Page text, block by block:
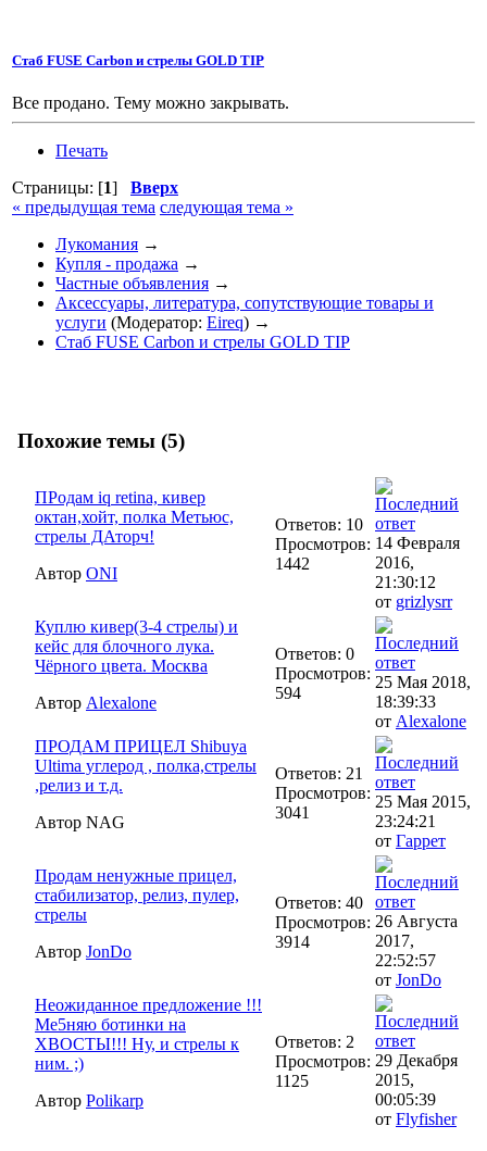
Стаб FUSE Carbon и стрелы GOLD TIP
Все продано. Тему можно закрывать.
Печать
Страницы: [1] Вверх
« предыдущая тема следующая тема »
Лукомания →
Купля - продажа →
Частные объявления →
Аксессуары, литература, сопутствующие товары и
услуги (Модератор: Eireq) →
Стаб FUSE Carbon и стрелы GOLD TIP
Похожие темы (5)
ПРодам iq retina, кивер
октан,хойт, полка Метьюс,
стрелы ДАторч!
Автор ONI
Ответов: 10
Просмотров:
1442
14 Февраля
2016,
21:30:12
от grizlysrr
Куплю кивер(3-4 стрелы) и
кейс для блочного лука.
Чёрного цвета. Москва
Автор Alexalone
Ответов: 0
Просмотров:
594
25 Мая 2018,
18:39:33
от Alexalone
ПРОДАМ ПРИЦЕЛ Shibuya
Ultima углерод , полка,стрелы
,релиз и т.д.
Автор NAG
Ответов: 21
Просмотров:
3041
25 Мая 2015,
23:24:21
от Гаррет
Продам ненужные прицел,
стабилизатор, релиз, пулер,
стрелы
Автор JonDo
Ответов: 40
Просмотров:
3914
26 Августа
2017,
22:52:57
от JonDo
Неожиданное предложение !!!
Ме5няю ботинки на
ХВОСТЫ!!! Ну, и стрелы к
ним. ;)
Автор Polikarp
Ответов: 2
Просмотров:
1125
29 Декабря
2015,
00:05:39
от Flyfisher